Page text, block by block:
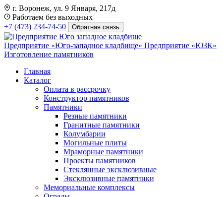
г. Воронеж, ул. 9 Января, 217д
Работаем без выходных
+7 (473) 234-74-50
Обратная связь
Предприятие «Юго-западное кладбище» Предприятие «ЮЗК»
Изготовление памятников
Главная
Каталог
Оплата в рассрочку
Конструктор памятников
Памятники
Резные памятники
Гранитные памятники
Колумбарии
Могильные плиты
Мраморные памятники
Проекты памятников
Стеклянные эксклюзивные
Эксклюзивные памятники
Мемориальные комплексы